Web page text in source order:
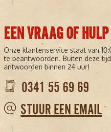
EEN VRAAG OF
Onze klantenservice staat van
te beantwoorden. Buiten deze
antwoorden binnen 24 uur!
0341 55 69 69
STUUR EEN EMAIL